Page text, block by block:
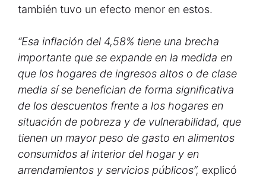
también tuvo un efecto menor en estos.
“Esa inflación del 4,58% tiene una brecha
importante que se expande en la medida en
que los hogares de ingresos altos o de clase
media sí se benefician de forma significativa
de los descuentos frente a los hogares en
situación de pobreza y de vulnerabilidad, que
tienen un mayor peso de gasto en alimentos
consumidos al interior del hogar y en
arrendamientos y servicios públicos”, explicó